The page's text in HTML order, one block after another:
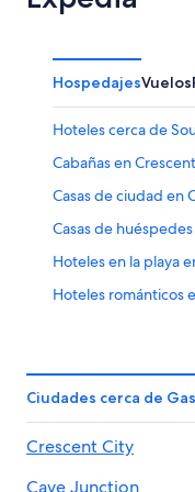
HospedajesVuelos
Hoteles cerca de
Cabañas en
Casas de ciudad en
Casas de
Hoteles en la playa
Hoteles románticos
Hoteles que
Hoteles en Crescent
Posadas en Crescent
Ciudades cerca de
Crescent City
Cave Junction